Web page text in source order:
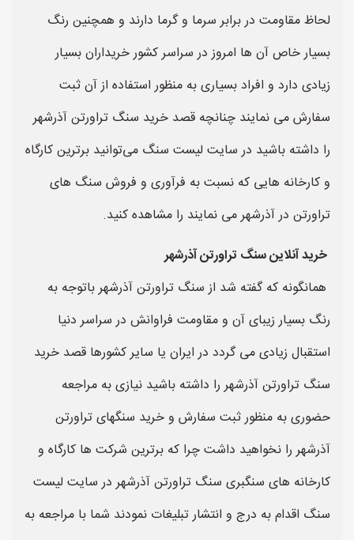
لحاظ مقاومت در برابر سرما و گرما دارند و همچنین رنگ
بسیار خاص آن ها امروز در سراسر کشور خریداران بسیار
زیادی دارد و افراد بسیاری به منظور استفاده از آن ثبت
سفارش می نمایند چنانچه قصد خرید سنگ تراورتن آذرشهر
را داشته باشید در سایت لیست سنگ می‌توانید برترین کارگاه
و کارخانه هایی که نسبت به فرآوری و فروش سنگ های
تراورتن در آذرشهر می نمایند را مشاهده کنید.
خرید آنلاین سنگ تراورتن آذرشهر
همانگونه که گفته شد از سنگ تراورتن آذرشهر باتوجه به
رنگ بسیار زیبای آن و مقاومت فراوانش در سراسر دنیا
استقبال زیادی می گردد در ایران یا سایر کشورها قصد خرید
سنگ تراورتن آذرشهر را داشته باشید نیازی به مراجعه
حضوری به منظور ثبت سفارش و خرید سنگهای تراورتن
آذرشهر را نخواهید داشت چرا که برترین شرکت ها کارگاه و
کارخانه های سنگبری سنگ تراورتن آذرشهر در سایت لیست
سنگ اقدام به درج و انتشار تبلیغات نمودند شما با مراجعه به